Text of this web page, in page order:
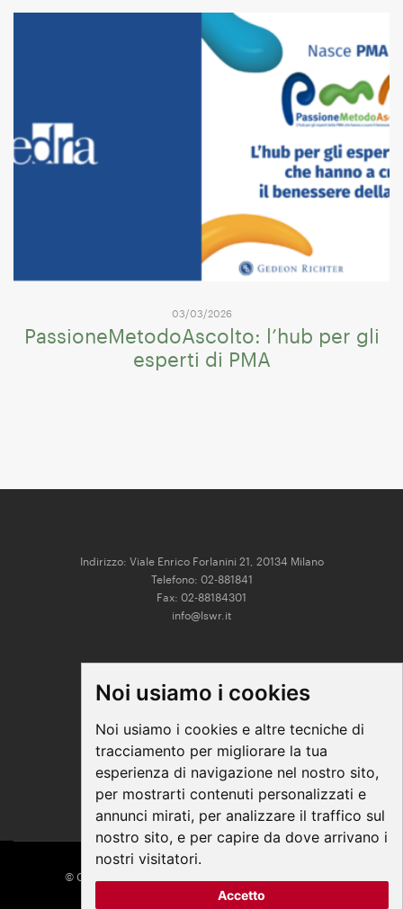
Noi usiamo i cookies
Noi usiamo i cookies e altre tecniche di
tracciamento per migliorare la tua
esperienza di navigazione nel nostro sito,
per mostrarti contenuti personalizzati e
annunci mirati, per analizzare il traffico sul
nostro sito, e per capire da dove arrivano i
nostri visitatori.
Accetto
03/03/2026
PassioneMetodoAscolto: l’hub per gli
esperti di PMA
Indirizzo: Viale Enrico Forlanini 21, 20134 Milano
Telefono: 02-881841
Fax: 02-88184301
info@lswr.it
Facebook
Youtube
© COPYRIGHT 2026 All Rights Reserved - Edra Media
P. IVA/C.F. 14392280963